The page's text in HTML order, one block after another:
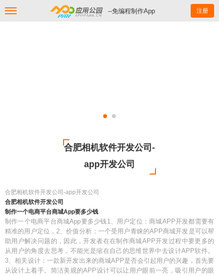
--免编程制作App 注册
合肥相机软件开发公司-
app开发公司
合肥相机软件开发公司-app开发公司
合肥相机软件开发公司
制作一个电商平台商城App要多少钱
制作一个电商平台商城App要多少钱1、用户定位：商城APP开发都需要有
精准的用户定位，2、价值分析：一个受用户青睐的APP商城开发是可以帮
助用户解决问题的，因此，开发者在在制作商城APP开发过程中要更多的
从用户的角度去思考，不能光是缩在自己的思维世界中去设计APP软件。
3、相关设计：一款新开发出来的商城APP是否会引起用户的兴趣，首先要
从设计上着手。简洁美观的APP设计可以让用户眼前一亮，吸引用户的眼